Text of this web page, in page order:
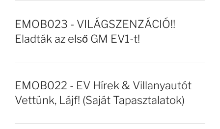
EMOB023 - VILÁGSZENZÁCIÓ!!
Eladták az első GM EV1-t!
EMOB022 - EV Hírek & Villanyautót
Vettünk, Lájf! (Saját Tapasztalatok)